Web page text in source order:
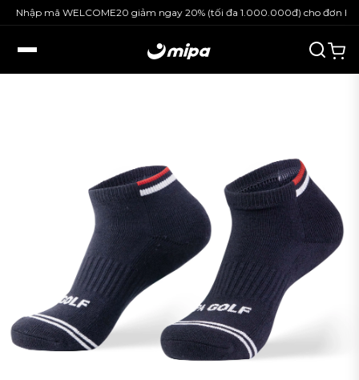
Nhập mã WELCOME20 giảm ngay 20% (tối đa 1.000.000đ) cho đơn